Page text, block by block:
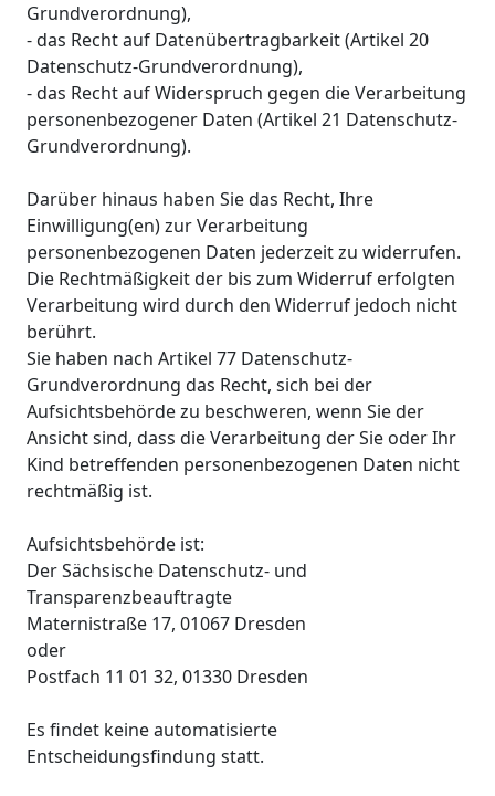
Grundverordnung),
- das Recht auf Datenübertragbarkeit (Artikel 20
Datenschutz-Grundverordnung),
- das Recht auf Widerspruch gegen die Verarbeitung
personenbezogener Daten (Artikel 21 Datenschutz-
Grundverordnung).
Darüber hinaus haben Sie das Recht, Ihre
Einwilligung(en) zur Verarbeitung
personenbezogenen Daten jederzeit zu widerrufen.
Die Rechtmäßigkeit der bis zum Widerruf erfolgten
Verarbeitung wird durch den Widerruf jedoch nicht
berührt.
Sie haben nach Artikel 77 Datenschutz-
Grundverordnung das Recht, sich bei der
Aufsichtsbehörde zu beschweren, wenn Sie der
Ansicht sind, dass die Verarbeitung der Sie oder Ihr
Kind betreffenden personenbezogenen Daten nicht
rechtmäßig ist.
Aufsichtsbehörde ist:
Der Sächsische Datenschutz- und
Transparenzbeauftragte
Maternistraße 17, 01067 Dresden
oder
Postfach 11 01 32, 01330 Dresden
Es findet keine automatisierte
Entscheidungsfindung statt.